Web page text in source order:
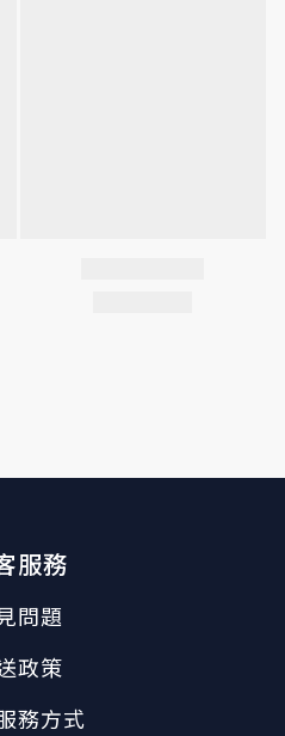
服務
問題
政策
務方式